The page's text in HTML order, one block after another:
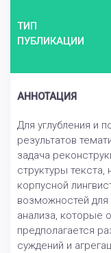
ТИП
ПУБЛИКАЦИИ
АННОТАЦИЯ
Для углубления и
результатов
задача
структуры
корпусной
возможностей для
анализа, которые
предполагается
суждений и